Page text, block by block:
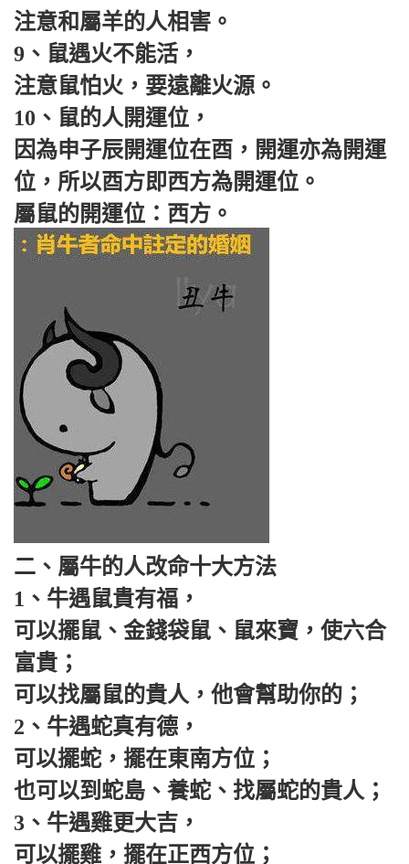
注意和屬羊的人相害。
9、鼠遇火不能活，
注意鼠怕火，要遠離火源。
10、鼠的人開運位，
因為申子辰開運位在酉，開運亦為開運
位，所以酉方即西方為開運位。
屬鼠的開運位：西方。
二、屬牛的人改命十大方法
1、牛遇鼠貴有福，
可以擺鼠、金錢袋鼠、鼠來寶，使六合
富貴；
可以找屬鼠的貴人，他會幫助你的；
2、牛遇蛇真有德，
可以擺蛇，擺在東南方位；
也可以到蛇島、養蛇、找屬蛇的貴人；
3、牛遇雞更大吉，
可以擺雞，擺在正西方位；